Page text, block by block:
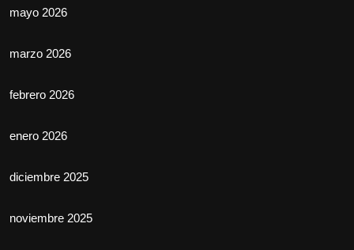
mayo 2026
marzo 2026
febrero 2026
enero 2026
diciembre 2025
noviembre 2025